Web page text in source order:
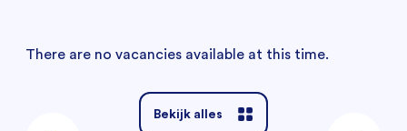
There are no vacancies available at this time.
Bekijk alles